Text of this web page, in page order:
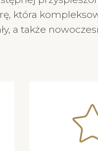
która
a także